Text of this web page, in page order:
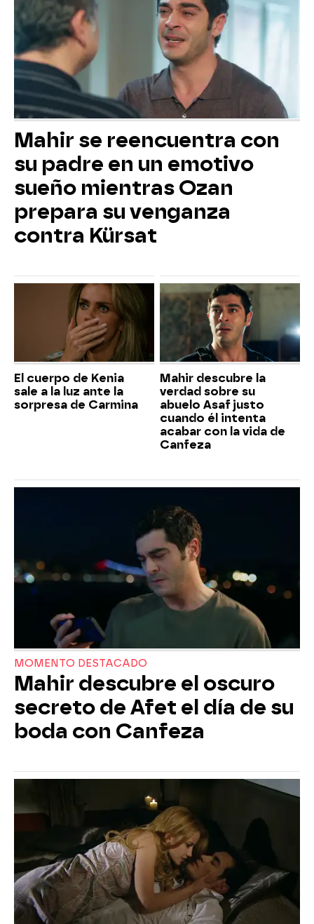
Mahir se reencuentra con
su padre en un emotivo
sueño mientras Ozan
prepara su venganza
contra Kürsat
El cuerpo de Kenia
sale a la luz ante la
sorpresa de Carmina
Mahir descubre la
verdad sobre su
abuelo Asaf justo
cuando él intenta
acabar con la vida de
Canfeza
MOMENTO DESTACADO
Mahir descubre el oscuro
secreto de Afet el día de su
boda con Canfeza